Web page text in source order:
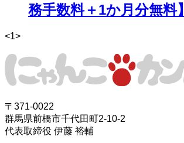
務手数料＋1か月分無料】
<1>
〒371-0022
群馬県前橋市千代田町2-10-2
代表取締役 伊藤 裕輔